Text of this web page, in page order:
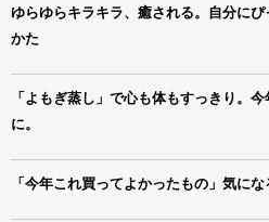
ゆらゆらキラキラ、癒される。自分に
かた
「よもぎ蒸し」で心も体もすっきり。
に。
「今年これ買ってよかったもの」気に